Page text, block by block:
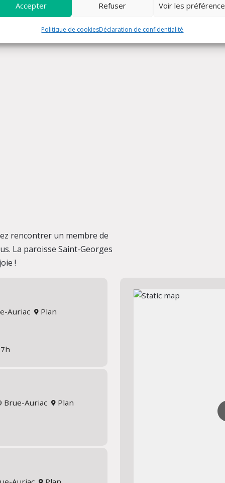
Accepter Refuser Voir les
Politique de cookiesDéclaration de confidentialité
rencontrer un membre de
La paroisse Saint-Georges
!
Auriac
Plan
Brue-Auriac
Plan